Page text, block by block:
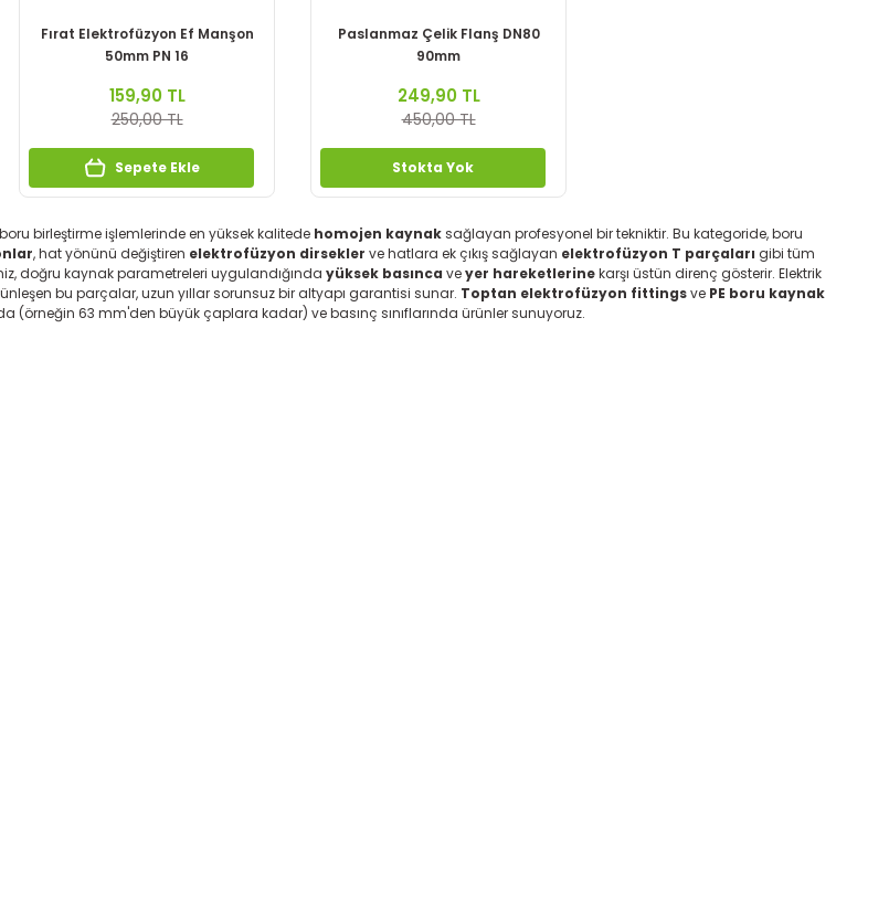
Fırat Elektrofüzyon Ef Manşon
50mm PN 16
159,90 TL
250,00 TL
Sepete Ekle
Paslanmaz Çelik Flanş DN80
90mm
249,90 TL
450,00 TL
Stokta Yok
boru birleştirme işlemlerinde en yüksek kalitede homojen kaynaksağlayan profesyonel bir tekniktir. Bu kategoride, boru
, hat yönünü değiştiren elektrofüzyon dirsekler ve hatlara ek çıkış sağlayan elektrofüzyon T parçaları gibi tüm
doğru kaynak parametreleri uygulandığında yüksek basınca veyer hareketlerinekarşı üstün direnç gösterir. Elektrik
bu parçalar, uzun yıllar sorunsuz bir altyapı garantisi sunar. Toptan elektrofüzyon fittingsve PE boru kaynak
(örneğin 63 mm'den büyük çaplara kadar) ve basınç sınıflarında ürünler sunuyoruz.